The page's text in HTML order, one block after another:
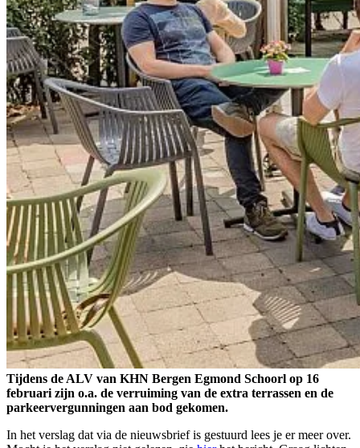
Tijdens de ALV van KHN Bergen Egmond Schoorl op 16
februari zijn o.a. de verruiming van de extra terrassen en de
parkeervergunningen aan bod gekomen.
In het verslag dat via de nieuwsbrief is gestuurd lees je er meer over.